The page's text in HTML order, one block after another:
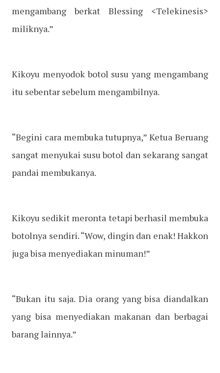
mengambang berkat Blessing <Telekinesis>
miliknya.”
Kikoyu menyodok botol susu yang mengambang
itu sebentar sebelum mengambilnya.
“Begini cara membuka tutupnya,” Ketua Beruang
sangat menyukai susu botol dan sekarang sangat
pandai membukanya.
Kikoyu sedikit meronta tetapi berhasil membuka
botolnya sendiri. “Wow, dingin dan enak! Hakkon
juga bisa menyediakan minuman!”
“Bukan itu saja. Dia orang yang bisa diandalkan
yang bisa menyediakan makanan dan berbagai
barang lainnya.”